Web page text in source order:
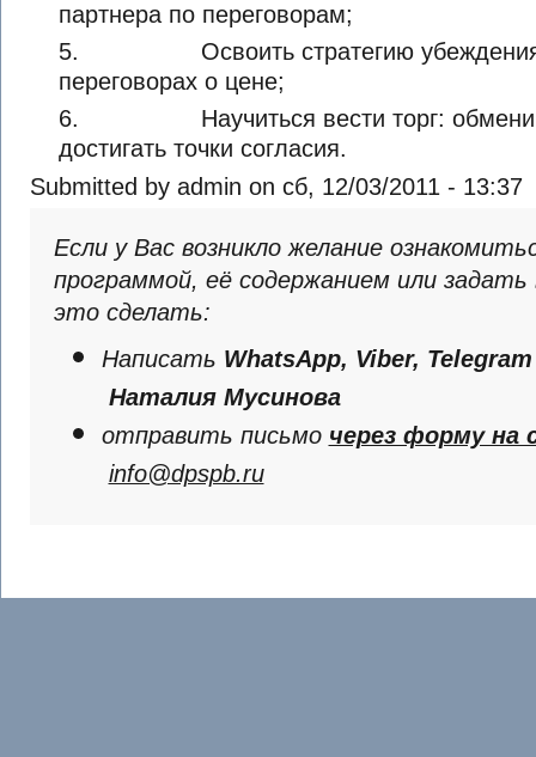
партнера по переговорам;
5. Освоить стратегию убеждения и
переговорах о цене;
6. Научиться вести торг:
достигать точки согласия.
Submitted by admin on сб, 12/03/2011 - 13:37
Если у Вас возникло желание
программой, её содержанием или
это сделать:
Написать WhatsApp, Viber, Telegram
Наталия Мусинова
отправить письмо через форму на
info@dpspb.ru